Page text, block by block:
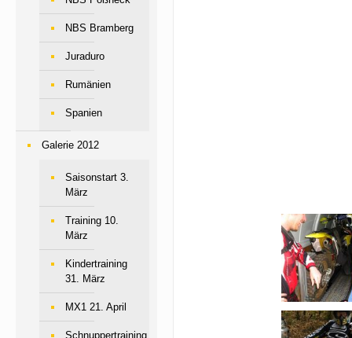
NBS Bramberg
Juraduro
Rumänien
Spanien
Galerie 2012
Saisonstart 3.
März
Training 10.
März
Kindertraining
31. März
MX1 21. April
Schnuppertraining